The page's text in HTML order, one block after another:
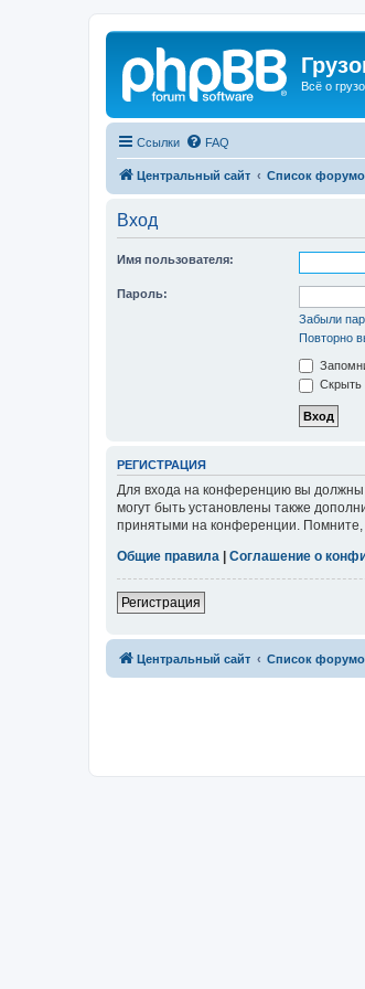
Всё о
Ссылки FAQ
Центральный сайт Список
Вход
Имя пользователя:
Пароль:
Забыли
Повторно
Скрыть
РЕГИСТРАЦИЯ
Для входа на конференцию вы должны
могут быть установлены также
принятыми на конференции. Помните,
Общие правила
Соглашение о
Регистрация
Центральный сайт Список